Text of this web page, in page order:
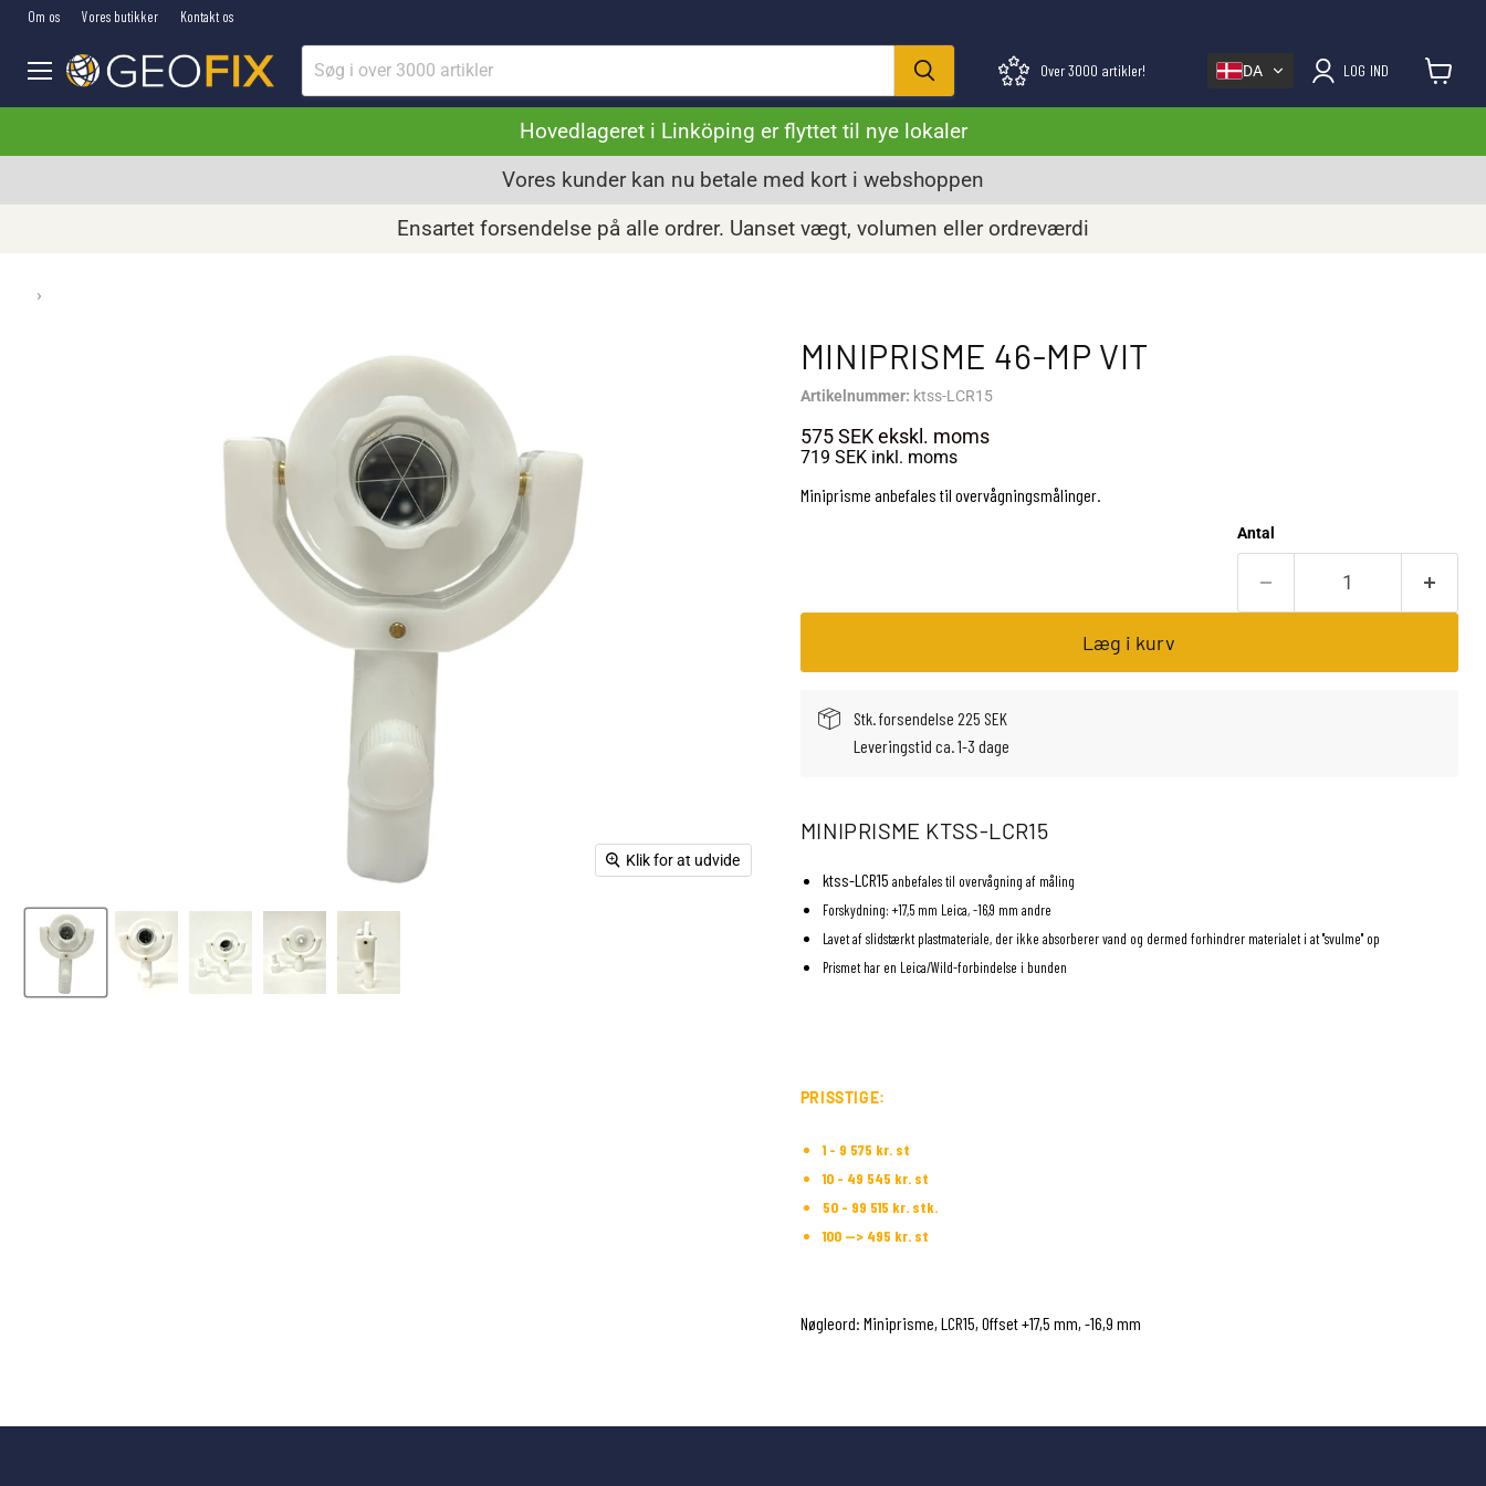
Om os Vores butikker Kontakt os
Menu
Over 3000 artikler! DA LOG IND
Hovedlageret i Linköping er flyttet til nye lokaler
Vores kunder kan nu betale med kort i webshoppen
Ensartet forsendelse på alle ordrer. Uanset vægt, volumen eller ordreværdi
›
Klik for at udvide
MINIPRISME 46-MP VIT
Artikelnummer: ktss-LCR15
575 SEKekskl. moms
719 SEKinkl. moms
Miniprisme anbefales til overvågningsmålinger.
Antal
Læg i kurv
Stk. forsendelse 225 SEK
Leveringstid ca. 1-3 dage
MINIPRISME KTSS-LCR15
ktss-LCR15 anbefales til overvågning af måling
Forskydning: +17,5 mm Leica, -16,9 mm andre
Lavet af slidstærkt plastmateriale, der ikke absorberer vand og dermed forhindrer materialet i at "svulme" op
Prismet har en Leica/Wild-forbindelse i bunden
PRISSTIGE:
1 - 9 575 kr. st
10 - 49 545 kr. st
50 - 99 515 kr. stk.
100 --> 495 kr. st
Nøgleord: Miniprisme, LCR15, Offset +17,5 mm, -16,9 mm